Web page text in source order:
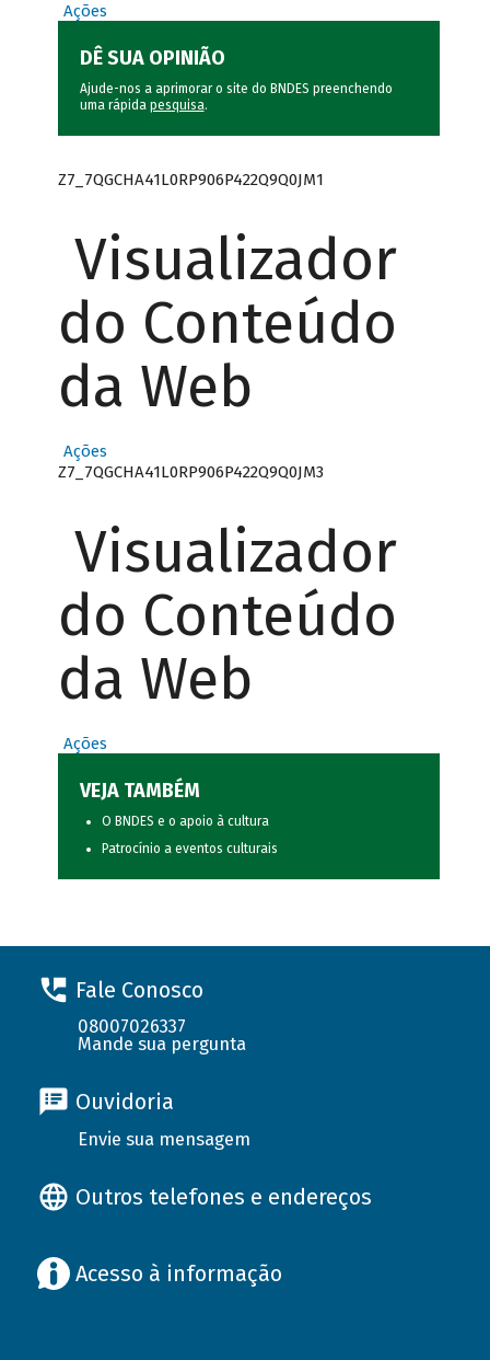
Ações
DÊ SUA OPINIÃO
Ajude-nos a aprimorar o site do BNDES preenchendo
uma rápida pesquisa.
Z7_7QGCHA41L0RP906P422Q9Q0JM1
Visualizador
do Conteúdo
da Web
Ações
Z7_7QGCHA41L0RP906P422Q9Q0JM3
Visualizador
do Conteúdo
da Web
Ações
VEJA TAMBÉM
O BNDES e o apoio à cultura
Patrocínio a eventos culturais
Fale Conosco
08007026337
Mande sua pergunta
Ouvidoria
Envie sua mensagem
Outros telefones e endereços
Acesso à informação